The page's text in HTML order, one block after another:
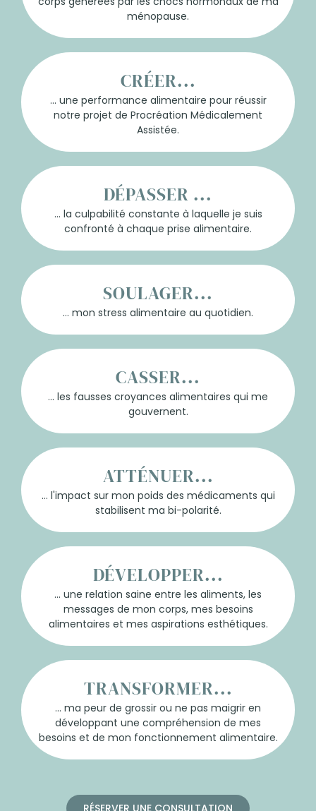
ménopause.
CRÉER...
... une performance alimentaire pour réussir
notre projet de Procréation Médicalement
Assistée.
DÉPASSER ...
... la culpabilité constante à laquelle je suis
confronté à chaque prise alimentaire.
SOULAGER...
... mon stress alimentaire au quotidien.
CASSER...
... les fausses croyances alimentaires qui me
gouvernent.
ATTÉNUER...
... l'impact sur mon poids des médicaments qui
stabilisent ma bi-polarité.
DÉVELOPPER...
... une relation saine entre les aliments, les
messages de mon corps, mes besoins
alimentaires et mes aspirations esthétiques.
TRANSFORMER...
... ma peur de grossir ou ne pas maigrir en
développant une compréhension de mes
besoins et de mon fonctionnement alimentaire.
RÉSERVER UNE CONSULTATION